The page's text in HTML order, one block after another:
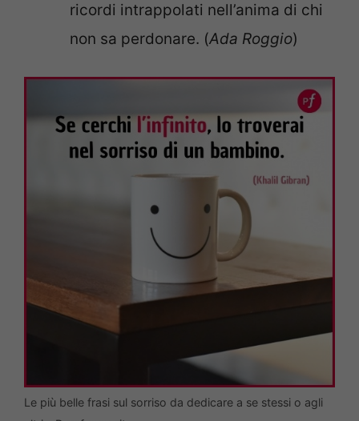
ricordi intrappolati nell’anima di chi
non sa perdonare. (Ada Roggio)
Le più belle frasi sul sorriso da dedicare a se stessi o agli